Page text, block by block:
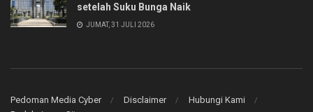
setelah Suku Bunga Naik
JUMAT, 31 JULI 2026
Pedoman Media Cyber Disclaimer
Hubungi Kami